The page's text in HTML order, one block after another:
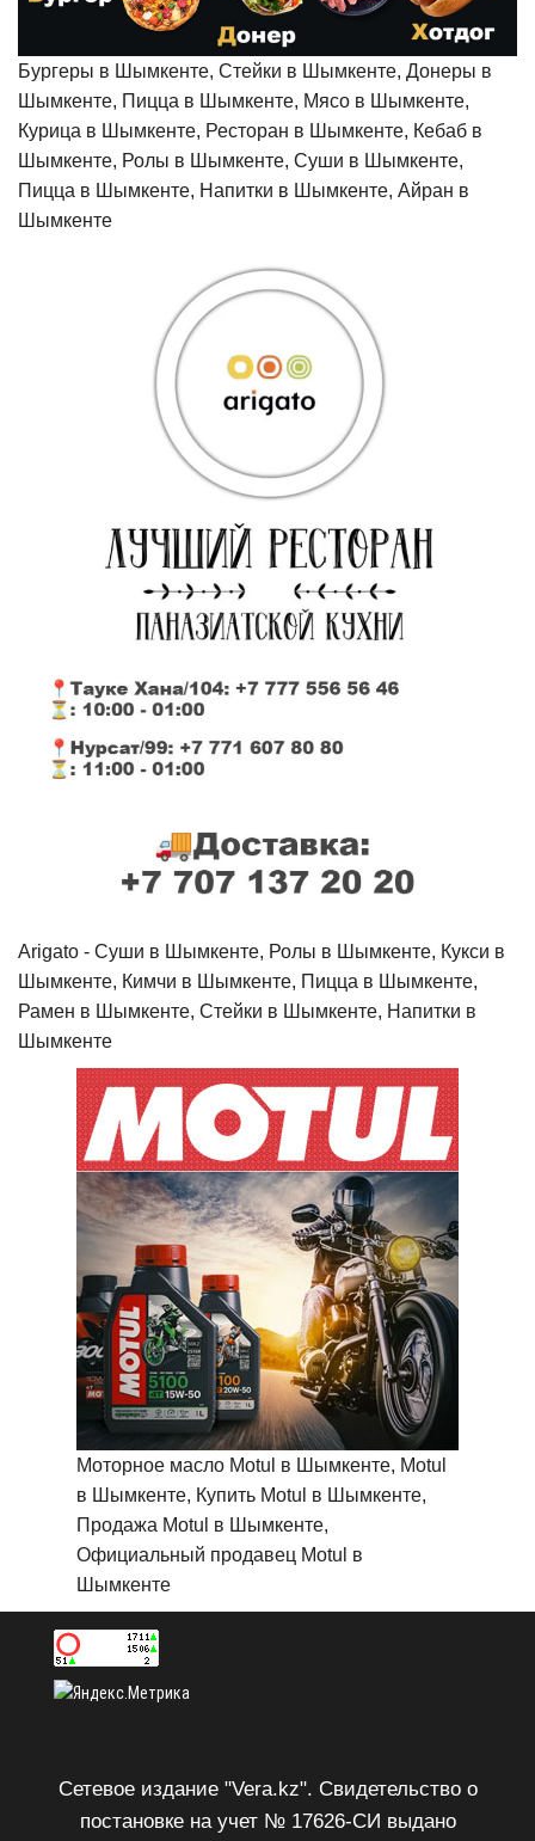
Бургеры в Шымкенте, Стейки в Шымкенте, Донеры в
Шымкенте, Пицца в Шымкенте, Мясо в Шымкенте,
Курица в Шымкенте, Ресторан в Шымкенте, Кебаб в
Шымкенте, Ролы в Шымкенте, Суши в Шымкенте,
Пицца в Шымкенте, Напитки в Шымкенте, Айран в
Шымкенте
Arigato - Cуши в Шымкенте, Ролы в Шымкенте, Кукси в
Шымкенте, Кимчи в Шымкенте, Пицца в Шымкенте,
Рамен в Шымкенте, Стейки в Шымкенте, Напитки в
Шымкенте
Моторное масло Motul в Шымкенте, Motul
в Шымкенте, Купить Motul в Шымкенте,
Продажа Motul в Шымкенте,
Официальный продавец Motul в
Шымкенте
Сетевое издание "Vera.kz". Свидетельство о
постановке на учет № 17626-СИ выдано